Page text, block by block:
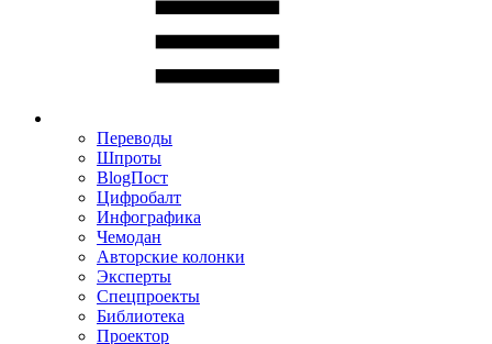
Переводы
Шпроты
BlogПост
Цифробалт
Инфографика
Чемодан
Авторские колонки
Эксперты
Спецпроекты
Библиотека
Проектор